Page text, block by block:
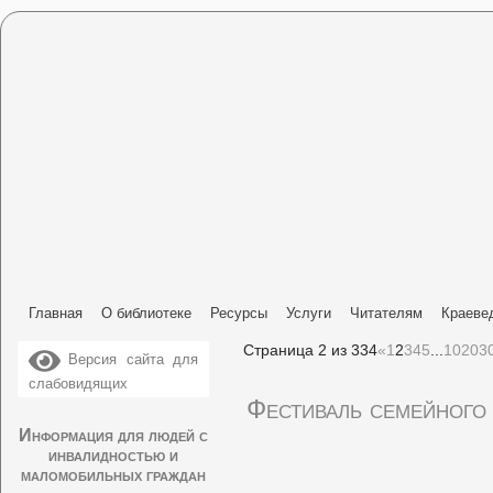
Главная О библиотеке Ресурсы Услуги Читателям
Версия сайта для
слабовидящих
Информация для людей с
инвалидностью и
маломобильных граждан
Страница 2 из 334«1 2345 1020
Фестиваль